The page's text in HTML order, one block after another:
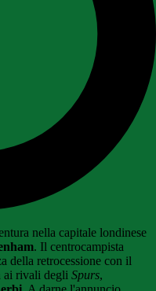
nella capitale londinese
. Il centrocampista
della retrocessione con il
ai rivali degli Spurs,